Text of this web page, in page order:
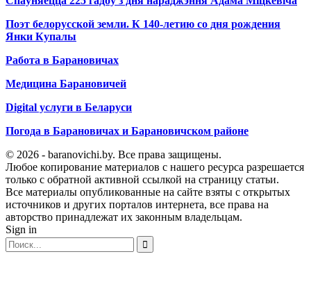
Поэт белорусской земли. К 140-летию со дня рождения
Янки Купалы
Работа в Барановичах
Медицина Барановичей
Digital услуги в Беларуси
Погода в Барановичах и Барановичском районе
© 2026 - baranovichi.by. Все права защищены.
Любое копирование материалов с нашего ресурса разрешается
только с обратной активной ссылкой на страницу статьи.
Все материалы опубликованные на сайте взяты с открытых
источников и других порталов интернета, все права на
авторство принадлежат их законным владельцам.
Sign in